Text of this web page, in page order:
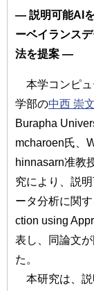
― 説明可能AI
ーベイランス
法を提案 ―
本学コンピュ
学部の中西 崇文
Burapha
mcharoen氏、
hinnasarn准教
究により、説
ータ分析に関
ction using
表し、同論文
た。
本研究は、説